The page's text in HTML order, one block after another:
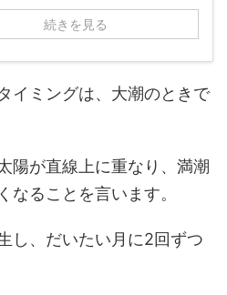
続きを見る
イミングは、大潮のときで
陽が直線上に重なり、満潮
なることを言います。
し、だいたい月に2回ずつ